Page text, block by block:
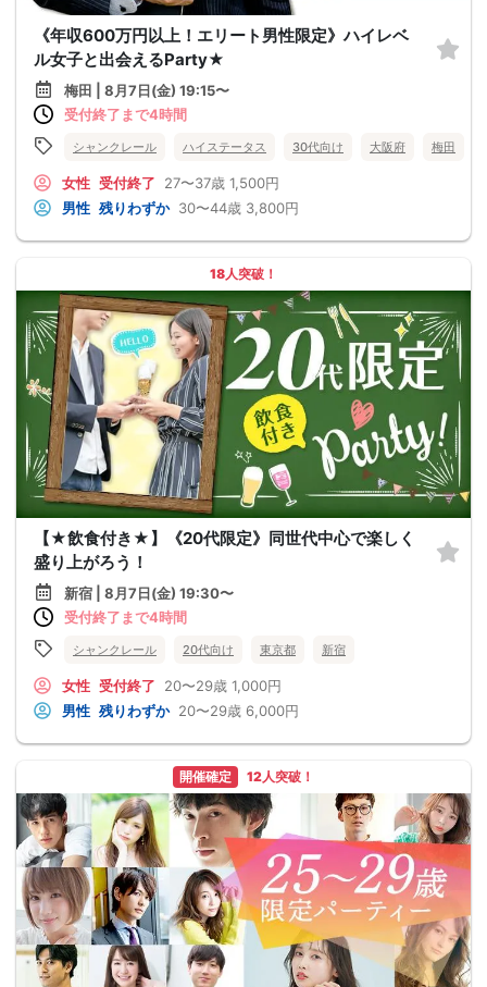
《年収600万円以上！エリート男性限定》ハイレベ
ル女子と出会えるParty★
梅田 | 8月7日(金) 19:15〜
受付終了まで4時間
シャンクレール ハイステータス 30代向け 大阪府 梅田
女性 受付終了 27〜37歳 1,500円
男性 残りわずか 30〜44歳 3,800円
18人突破！
【★飲食付き★】《20代限定》同世代中心で楽しく
盛り上がろう！
新宿 | 8月7日(金) 19:30〜
受付終了まで4時間
シャンクレール 20代向け 東京都 新宿
女性 受付終了 20〜29歳 1,000円
男性 残りわずか 20〜29歳 6,000円
開催確定 12人突破！